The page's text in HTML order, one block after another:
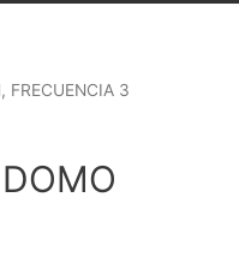
FRECUENCIA 3